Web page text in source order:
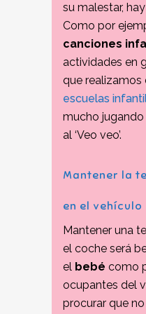
su malestar,
Como por
canciones
actividades en
que realizamos
escuelas
mucho jugando
al ‘Veo veo’.
Mantener la
en el vehículo
Mantener una
el coche será
el bebé como
ocupantes del
procurar que